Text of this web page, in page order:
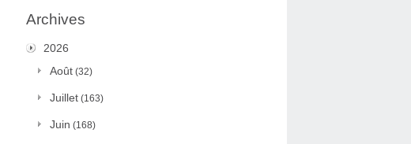
Archives
2026
Août (32)
Juillet (163)
Juin (168)